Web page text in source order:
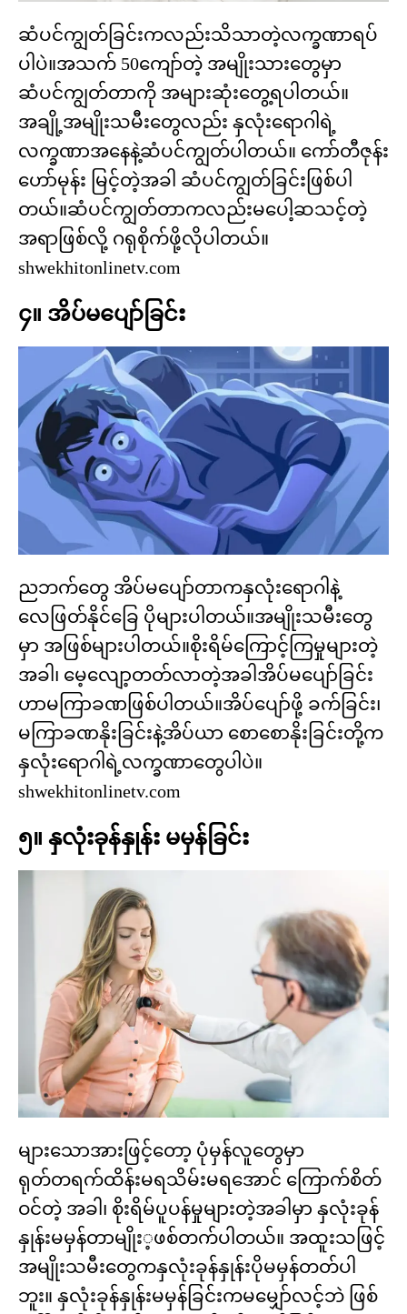
ဆံပင်ကျွတ်ခြင်းကလည်းသိသာတဲ့လက္ခဏာရပ်
ပါပဲ။အသက် 50ကျော်တဲ့ အမျိုးသားတွေမှာ
ဆံပင်ကျွတ်တာကို အများဆုံးတွေ့ရပါတယ်။
အချို့အမျိုးသမီးတွေလည်း နှလုံးရောဂါရဲ့
လက္ခဏာအနေနဲ့ဆံပင်ကျွတ်ပါတယ်။ ကော်တီဇုန်း
ဟော်မုန်း မြင့်တဲ့အခါ ဆံပင်ကျွတ်ခြင်းဖြစ်ပါ
တယ်။ဆံပင်ကျွတ်တာကလည်းမပေါ့ဆသင့်တဲ့
အရာဖြစ်လို့ ဂရုစိုက်ဖို့လိုပါတယ်။
shwekhitonlinetv.com
၄။ အိပ်မပျော်ခြင်း
ညဘက်တွေ အိပ်မပျော်တာကနှလုံးရောဂါနဲ့
လေဖြတ်နိုင်ခြေ ပိုများပါတယ်။အမျိုးသမီးတွေ
မှာ အဖြစ်များပါတယ်။စိုးရိမ်ကြောင့်ကြမှုများတဲ့
အခါ၊ မေ့လျော့တတ်လာတဲ့အခါအိပ်မပျော်ခြင်း
ဟာမကြာခဏဖြစ်ပါတယ်။အိပ်ပျော်ဖို့ ခက်ခြင်း၊
မကြာခဏနိုးခြင်းနဲ့အိပ်ယာ စောစောနိုးခြင်းတို့က
နှလုံးရောဂါရဲ့လက္ခဏာတွေပါပဲ။
shwekhitonlinetv.com
၅။ နှလုံးခုန်နှုန်း မမှန်ခြင်း
များသောအားဖြင့်တော့ ပုံမှန်လူတွေမှာ
ရုတ်တရက်ထိန်းမရသိမ်းမရအောင် ကြောက်စိတ်
ဝင်တဲ့ အခါ၊ စိုးရိမ်ပူပန်မှုများတဲ့အခါမှာ နှလုံးခုန်
နှုန်းမမှန်တာမျိုး့ဖစ်တက်ပါတယ်။ အထူးသဖြင့်
အမျိုးသမီးတွေကနှလုံးခုန်နှုန်းပိုမမှန်တတ်ပါ
ဘူး။ နှလုံးခုန်နှုန်းမမှန်ခြင်းကမမျှော်လင့်ဘဲ ဖြစ်